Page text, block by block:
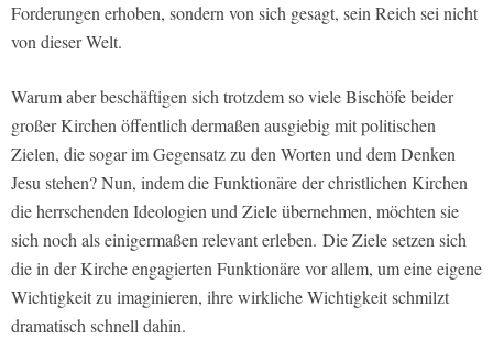
Forderungen erhoben, sondern von sich gesagt, sein Reich sei nicht
von dieser Welt.
Warum aber beschäftigen sich trotzdem so viele Bischöfe beider
großer Kirchen öffentlich dermaßen ausgiebig mit politischen
Zielen, die sogar im Gegensatz zu den Worten und dem Denken
Jesu stehen? Nun, indem die Funktionäre der christlichen Kirchen
die herrschenden Ideologien und Ziele übernehmen, möchten sie
sich noch als einigermaßen relevant erleben. Die Ziele setzen sich
die in der Kirche engagierten Funktionäre vor allem, um eine eigene
Wichtigkeit zu imaginieren, ihre wirkliche Wichtigkeit schmilzt
dramatisch schnell dahin.